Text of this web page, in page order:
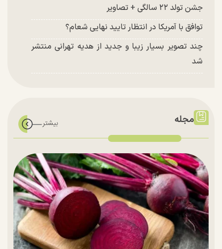
جشن تولد ۲۲ سالگی + تصاویر
توافق با آمریکا در انتظار تایید نهایی شعام؟
چند تصویر بسیار زیبا و جدید از هدیه تهرانی منتشر
شد
مجله